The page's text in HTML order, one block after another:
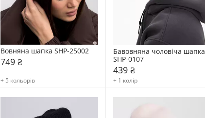
Вовняна шапка SHP-25002
749 ₴
+ 5 кольорів
Бавовняна чоловіча шапка
SHP-0107
439 ₴
+ 1 колір